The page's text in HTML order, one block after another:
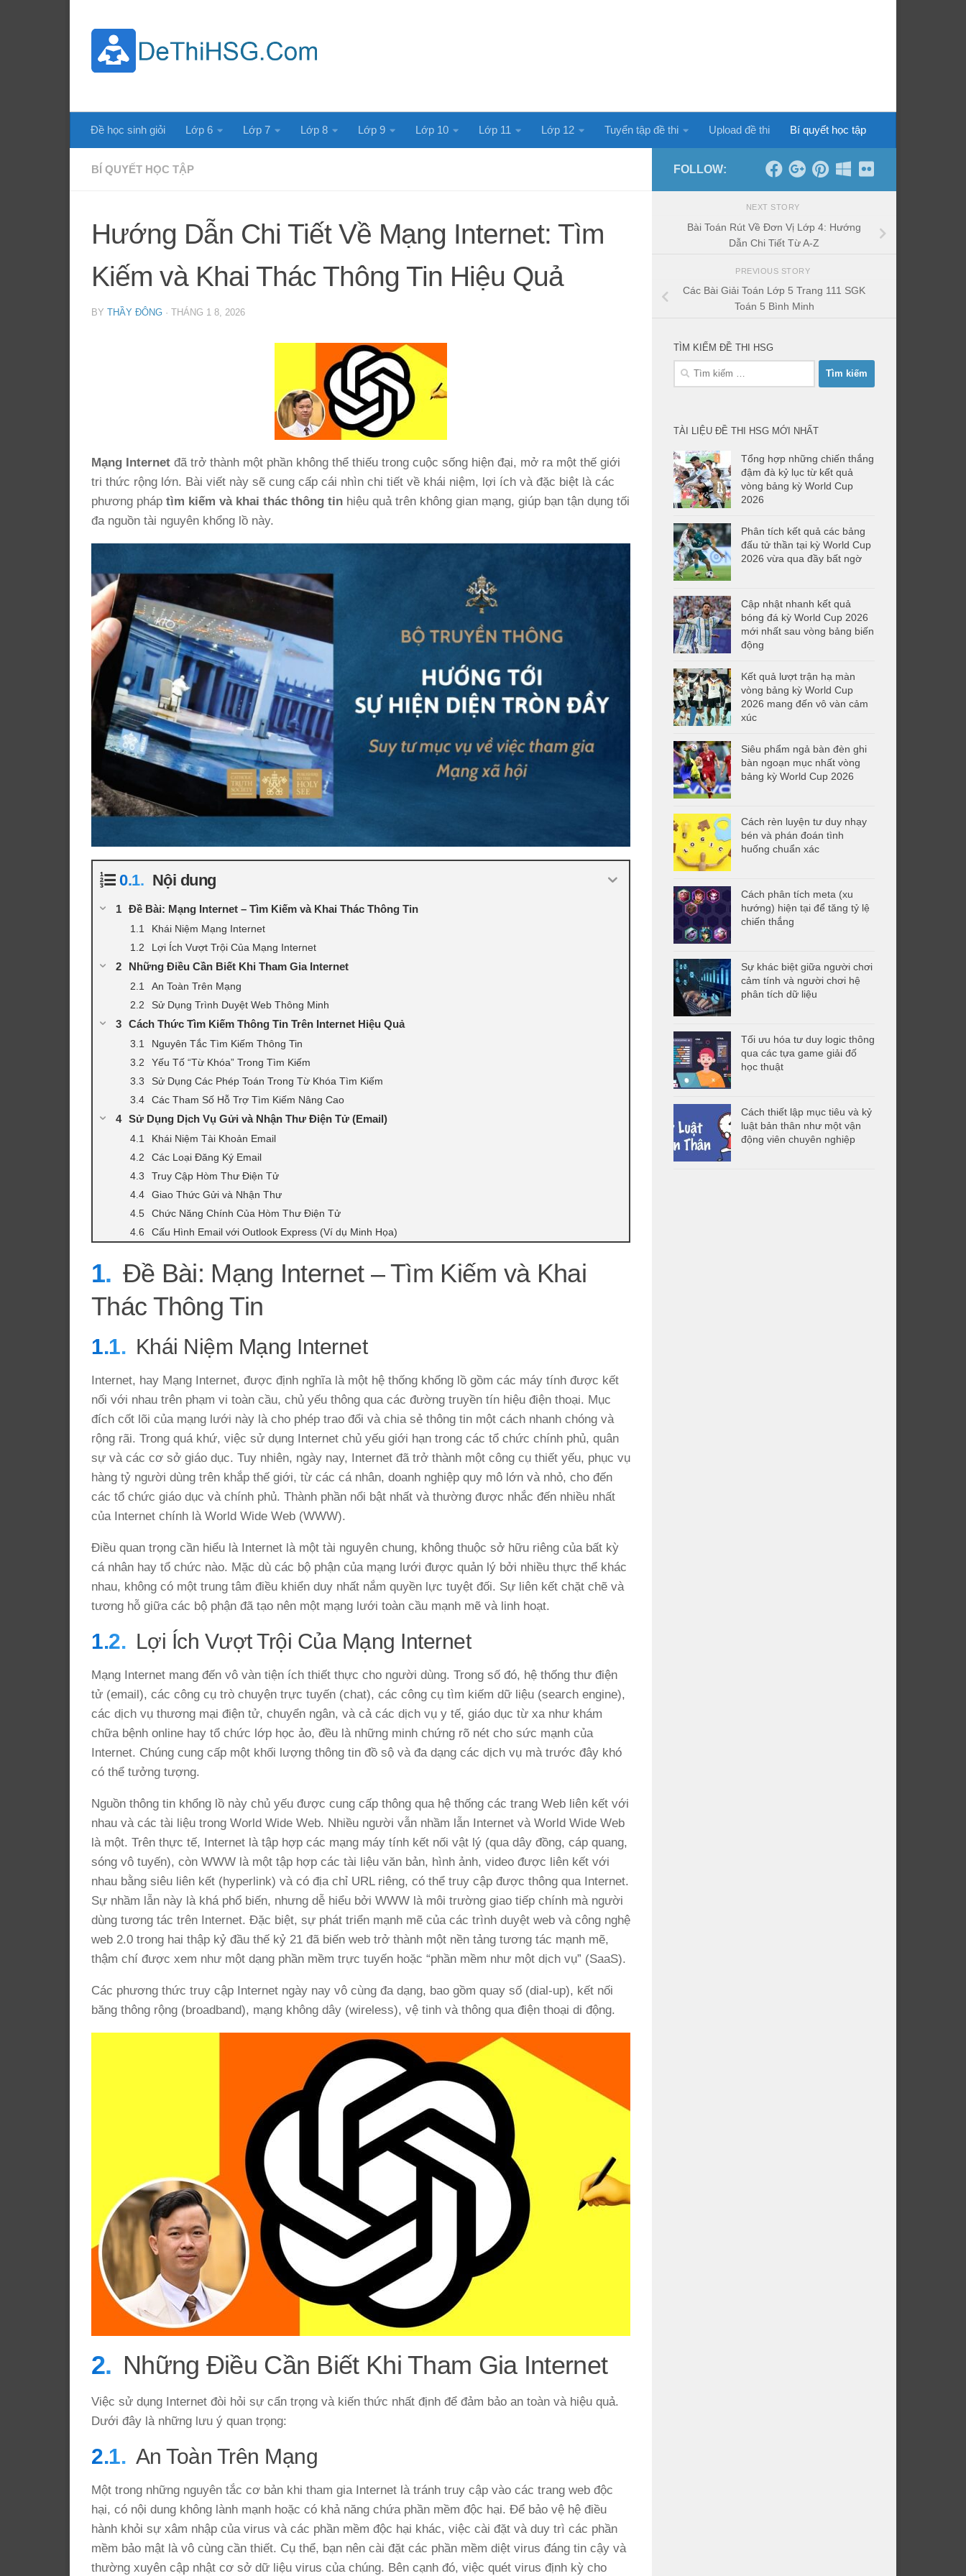
Đề học sinh giỏi Lớp 6 Lớp 7 Lớp 8 Lớp 9 Lớp 10 Lớp 11 Lớp 12 Tuyển tập đề thi Upload đề thi Bí quyết học tập
BÍ QUYẾT HỌC TẬP
Hướng Dẫn Chi Tiết Về Mạng Internet: Tìm
Kiếm và Khai Thác Thông Tin Hiệu Quả
BY THẦY ĐÔNG · THÁNG 1 8, 2026
Mạng Internet đã trở thành một phần không thể thiếu trong cuộc sống hiện đại, mở ra một thế giới
tri thức rộng lớn. Bài viết này sẽ cung cấp cái nhìn chi tiết về khái niệm, lợi ích và đặc biệt là các
phương pháp tìm kiếm và khai thác thông tin hiệu quả trên không gian mạng, giúp bạn tận dụng tối
đa nguồn tài nguyên khổng lồ này.
Nội dung
Đề Bài: Mạng Internet – Tìm Kiếm và Khai Thác Thông Tin
Khái Niệm Mạng Internet
Lợi Ích Vượt Trội Của Mạng Internet
Những Điều Cần Biết Khi Tham Gia Internet
An Toàn Trên Mạng
Sử Dụng Trình Duyệt Web Thông Minh
Cách Thức Tìm Kiếm Thông Tin Trên Internet Hiệu Quả
Nguyên Tắc Tìm Kiếm Thông Tin
Yếu Tố “Từ Khóa” Trong Tìm Kiếm
Sử Dụng Các Phép Toán Trong Từ Khóa Tìm Kiếm
Các Tham Số Hỗ Trợ Tìm Kiếm Nâng Cao
Sử Dụng Dịch Vụ Gửi và Nhận Thư Điện Tử (Email)
Khái Niệm Tài Khoản Email
Các Loại Đăng Ký Email
Truy Cập Hòm Thư Điện Tử
Giao Thức Gửi và Nhận Thư
Chức Năng Chính Của Hòm Thư Điện Tử
Cấu Hình Email với Outlook Express (Ví dụ Minh Họa)
Đề Bài: Mạng Internet – Tìm Kiếm và Khai
Thác Thông Tin
Khái Niệm Mạng Internet
Internet, hay Mạng Internet, được định nghĩa là một hệ thống khổng lồ gồm các máy tính được kết
nối với nhau trên phạm vi toàn cầu, chủ yếu thông qua các đường truyền tín hiệu điện thoại. Mục
đích cốt lõi của mạng lưới này là cho phép trao đổi và chia sẻ thông tin một cách nhanh chóng và
rộng rãi. Trong quá khứ, việc sử dụng Internet chủ yếu giới hạn trong các tổ chức chính phủ, quân
sự và các cơ sở giáo dục. Tuy nhiên, ngày nay, Internet đã trở thành một công cụ thiết yếu, phục vụ
hàng tỷ người dùng trên khắp thế giới, từ các cá nhân, doanh nghiệp quy mô lớn và nhỏ, cho đến
các tổ chức giáo dục và chính phủ. Thành phần nổi bật nhất và thường được nhắc đến nhiều nhất
của Internet chính là World Wide Web (WWW).
Điều quan trọng cần hiểu là Internet là một tài nguyên chung, không thuộc sở hữu riêng của bất kỳ
cá nhân hay tổ chức nào. Mặc dù các bộ phận của mạng lưới được quản lý bởi nhiều thực thể khác
nhau, không có một trung tâm điều khiển duy nhất nắm quyền lực tuyệt đối. Sự liên kết chặt chẽ và
tương hỗ giữa các bộ phận đã tạo nên một mạng lưới toàn cầu mạnh mẽ và linh hoạt.
Lợi Ích Vượt Trội Của Mạng Internet
Mạng Internet mang đến vô vàn tiện ích thiết thực cho người dùng. Trong số đó, hệ thống thư điện
tử (email), các công cụ trò chuyện trực tuyến (chat), các công cụ tìm kiếm dữ liệu (search engine),
các dịch vụ thương mại điện tử, chuyển ngân, và cả các dịch vụ y tế, giáo dục từ xa như khám
chữa bệnh online hay tổ chức lớp học ảo, đều là những minh chứng rõ nét cho sức mạnh của
Internet. Chúng cung cấp một khối lượng thông tin đồ sộ và đa dạng các dịch vụ mà trước đây khó
có thể tưởng tượng.
Nguồn thông tin khổng lồ này chủ yếu được cung cấp thông qua hệ thống các trang Web liên kết với
nhau và các tài liệu trong World Wide Web. Nhiều người vẫn nhầm lẫn Internet và World Wide Web
là một. Trên thực tế, Internet là tập hợp các mạng máy tính kết nối vật lý (qua dây đồng, cáp quang,
sóng vô tuyến), còn WWW là một tập hợp các tài liệu văn bản, hình ảnh, video được liên kết với
nhau bằng siêu liên kết (hyperlink) và có địa chỉ URL riêng, có thể truy cập được thông qua Internet.
Sự nhầm lẫn này là khá phổ biến, nhưng dễ hiểu bởi WWW là môi trường giao tiếp chính mà người
dùng tương tác trên Internet. Đặc biệt, sự phát triển mạnh mẽ của các trình duyệt web và công nghệ
web 2.0 trong hai thập kỷ đầu thế kỷ 21 đã biến web trở thành một nền tảng tương tác mạnh mẽ,
thậm chí được xem như một dạng phần mềm trực tuyến hoặc “phần mềm như một dịch vụ” (SaaS).
Các phương thức truy cập Internet ngày nay vô cùng đa dạng, bao gồm quay số (dial-up), kết nối
băng thông rộng (broadband), mạng không dây (wireless), vệ tinh và thông qua điện thoại di động.
Những Điều Cần Biết Khi Tham Gia Internet
Việc sử dụng Internet đòi hỏi sự cẩn trọng và kiến thức nhất định để đảm bảo an toàn và hiệu quả.
Dưới đây là những lưu ý quan trọng:
An Toàn Trên Mạng
Một trong những nguyên tắc cơ bản khi tham gia Internet là tránh truy cập vào các trang web độc
hại, có nội dung không lành mạnh hoặc có khả năng chứa phần mềm độc hại. Để bảo vệ hệ điều
hành khỏi sự xâm nhập của virus và các phần mềm độc hại khác, việc cài đặt và duy trì các phần
mềm bảo mật là vô cùng cần thiết. Cụ thể, bạn nên cài đặt các phần mềm diệt virus đáng tin cậy và
thường xuyên cập nhật cơ sở dữ liệu virus của chúng. Bên cạnh đó, việc quét virus định kỳ cho
FOLLOW:
NEXT STORY
Bài Toán Rút Về Đơn Vị Lớp 4: Hướng
Dẫn Chi Tiết Từ A-Z
PREVIOUS STORY
Các Bài Giải Toán Lớp 5 Trang 111 SGK
Toán 5 Bình Minh
TÌM KIẾM ĐỀ THI HSG
Tìm
TÀI LIỆU ĐỀ THI HSG MỚI NHẤT
Tổng hợp những chiến thắng
đậm đà kỷ lục từ kết quả
vòng bảng kỳ World Cup
2026
Phân tích kết quả các bảng
đấu tử thần tại kỳ World Cup
2026 vừa qua đầy bất ngờ
Cập nhật nhanh kết quả
bóng đá kỳ World Cup 2026
mới nhất sau vòng bảng biến
động
Kết quả lượt trận hạ màn
vòng bảng kỳ World Cup
2026 mang đến vô vàn cảm
xúc
Siêu phẩm ngả bàn đèn ghi
bàn ngoạn mục nhất vòng
bảng kỳ World Cup 2026
Cách rèn luyện tư duy nhạy
bén và phán đoán tình
huống chuẩn xác
Cách phân tích meta (xu
hướng) hiện tại để tăng tỷ lệ
chiến thắng
Sự khác biệt giữa người chơi
cảm tính và người chơi hệ
phân tích dữ liệu
Tối ưu hóa tư duy logic thông
qua các tựa game giải đố
học thuật
Cách thiết lập mục tiêu và kỷ
luật bản thân như một vận
động viên chuyên nghiệp